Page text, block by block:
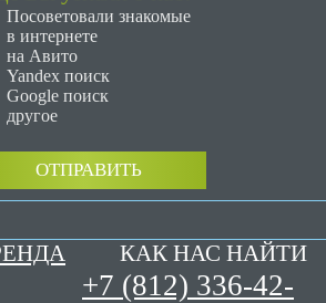
Посоветовали знакомые
в интернете
на Авито
Yandex поиск
Google поиск
другое
ОТПРАВИТЬ
КАК НАС НАЙТИ
+7 (812) 336-42-